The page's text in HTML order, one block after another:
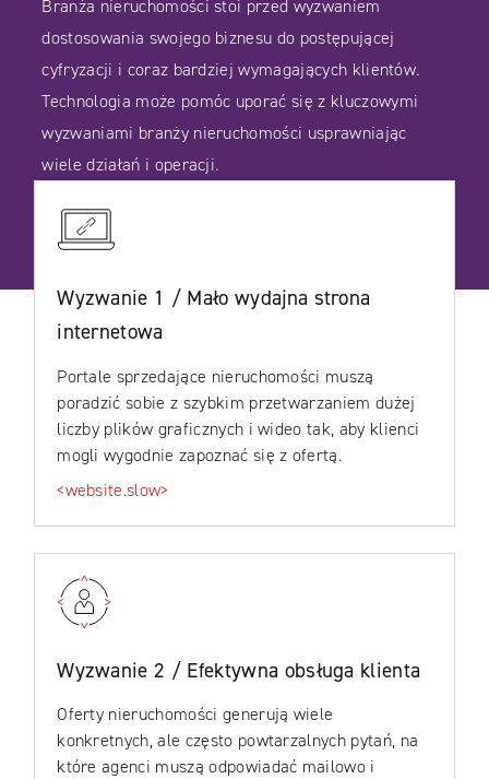
Branża nieruchomości stoi przed wyzwaniem
dostosowania swojego biznesu do postępującej
cyfryzacji i coraz bardziej wymagających klientów.
Technologia może pomóc uporać się z kluczowymi
wyzwaniami branży nieruchomości usprawniając
wiele działań i operacji.
Wyzwanie 1 / Mało wydajna strona
internetowa
Portale sprzedające nieruchomości muszą
poradzić sobie z szybkim przetwarzaniem dużej
liczby plików graficznych i wideo tak, aby klienci
mogli wygodnie zapoznać się z ofertą.
<website.slow>
Wyzwanie 2 / Efektywna obsługa klienta
Oferty nieruchomości generują wiele
konkretnych, ale często powtarzalnych pytań, na
które agenci muszą odpowiadać mailowo i